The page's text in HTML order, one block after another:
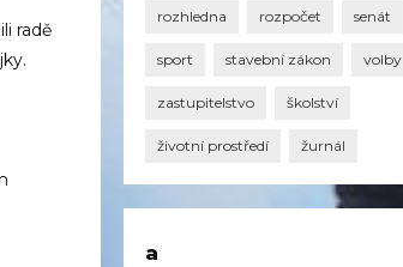
radě
rozhledna rozpočet senát
sport stavební zákon volby
zastupitelstvo školství
životní prostředí žurnál
a